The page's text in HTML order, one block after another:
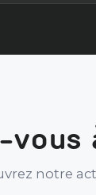
notre